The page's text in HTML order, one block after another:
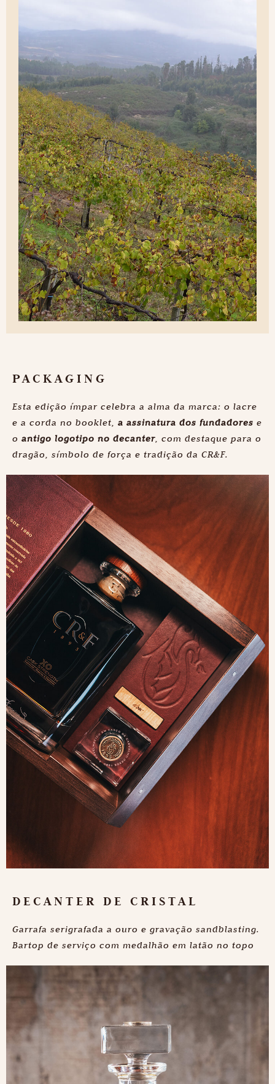
Conheça a alma das
nossas aguardentes
Conheça a riqueza
da nossa história
Conheça as
de consumo
PACKAGING
Esta edição ímpar celebra a alma da marca: o lacre
e a corda no booklet, a assinatura dos fundadores e
o antigo logotipo no decanter, com destaque para o
dragão, símbolo de força e tradição da CR&F.
DECANTER DE CRISTAL
Garrafa serigrafada a ouro e gravação sandblasting.
Bartop de serviço com medalhão em latão no topo